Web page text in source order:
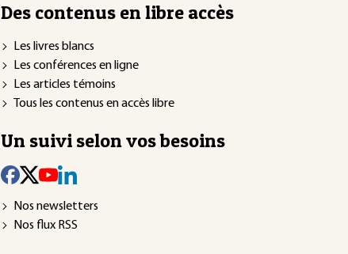
Des contenus en libre accès
Les livres blancs
Les conférences en ligne
Les articles témoins
Tous les contenus en accès libre
Un suivi selon vos besoins
Nos newsletters
Nos flux RSS